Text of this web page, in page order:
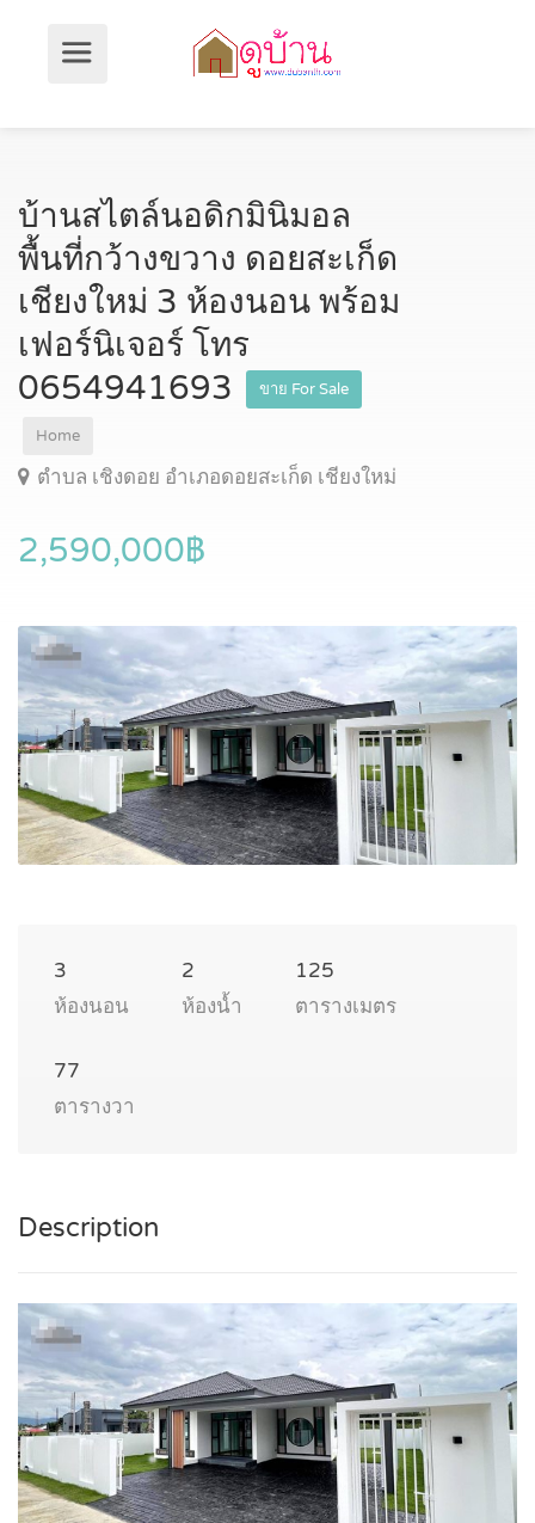
บ้านสไตล์นอดิกมินิมอล
พื้นที่กว้างขวาง ดอยสะเก็ด
เชียงใหม่ 3 ห้องนอน พร้อม
เฟอร์นิเจอร์ โทร
0654941693
ขาย For Sale
Home
ตำบล เชิงดอย อำเภอดอยสะเก็ด เชียงใหม่
2,590,000฿
3
ห้องนอน
2
ห้องน้ำ
125
ตารางเมตร
77
ตารางวา
Description